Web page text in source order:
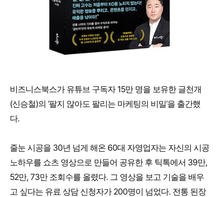
비즈니스북스가 유튜브 구독자 15만 명을 보유한 글천개
(신승철)의 ‘팔지 않아도 팔리는 마케팅의 비밀’을 출간했
다.
줄눈 시공을 30년 넘게 해온 60대 자영업자는 자신의 시공
노하우를 쇼츠 영상으로 만들어 공유한 후 틱톡에서 39만,
52만, 73만 조회수를 올렸다. 그 영상을 보고 기술을 배우
고 싶다는 유료 상담 신청자가 200명이 넘었다. 전통 된장